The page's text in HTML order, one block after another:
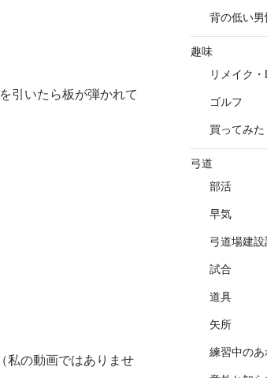
引いたら板が弾かれて
私の動画ではありませ
背の低い男
趣味
リメイク・
ゴルフ
買ってみた
弓道
部活
早気
弓道場建設
試合
道具
矢所
練習中のあ